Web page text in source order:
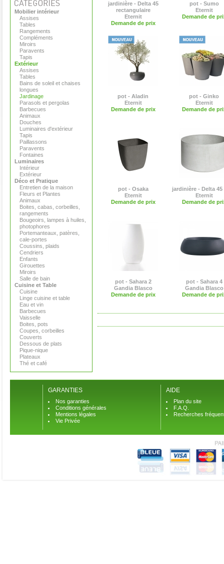
Mobilier intérieur
Assises
Tables
Rangements
Compléments
Miroirs
Paravents
Tapis
Extérieur
Assises
Tables
Bains de soleil et chaises
longues
Jardinage
Parasols et pergolas
Barbecues
Animaux
Douches
Luminaires d'extérieur
Tapis
Paillassons
Paravents
Fontaines
Luminaires
Intérieur
Extérieur
Déco et Pratique
Entretien de la maison
Fleurs et Plantes
Animaux
Boites, cabas, corbeilles,
rangements
Bougeoirs, lampes à huiles,
photophores
Portemanteaux, patères,
cale-portes
Coussins, plaids
Cendriers
Enfants
Girouettes
Miroirs
Salle de bain
Cuisine et Table
Cuisine
Linge cuisine et table
Eau et vin
Barbecues
Vaisselle
Boites, pots
Coupes, corbeilles
Couverts
Dessous de plats
Pique-nique
Plateaux
Thé et café
jardinière - Delta 45
rectangulaire
Eternit
Demande de prix
pot - Sumo
Eternit
Demande de
pot - Aladin
Eternit
Demande de prix
pot - Ginko
Eternit
Demande de
pot - Osaka
Eternit
Demande de prix
jardinière - Delta
Eternit
Demande de
pot - Sahara 2
Gandia Blasco
Demande de prix
pot - Sahara 4
Gandia Blasco
Demande de
GARANTIES
Nos garanties
Conditions générales
Mentions légales
Vie Privée
AIDE
Plan du site
F.A.Q.
Recherches